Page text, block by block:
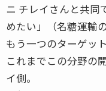
ニ チレイさんと共同
めたい」（名糖運輸
もう一つのターゲッ
これまでこの分野の
イ側。